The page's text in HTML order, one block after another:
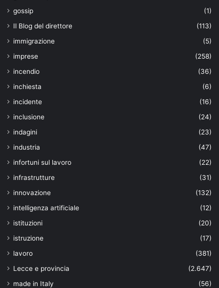
gossip
(1)
Il Blog del direttore
(113)
immigrazione
(5)
imprese
(258)
incendio
(36)
inchiesta
(6)
incidente
(16)
inclusione
(24)
indagini
(23)
industria
(47)
infortuni sul lavoro
(22)
infrastrutture
(31)
innovazione
(132)
intelligenza artificiale
(12)
istituzioni
(20)
istruzione
(17)
lavoro
(381)
Lecce e provincia
(2.647)
made in Italy
(56)